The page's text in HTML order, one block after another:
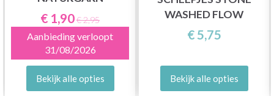
€ 1,90€ 2,95
Aanbieding verloopt
31/08/2026
Bekijk alle opties
WASHED FLOW
€ 5,75
Bekijk alle opties